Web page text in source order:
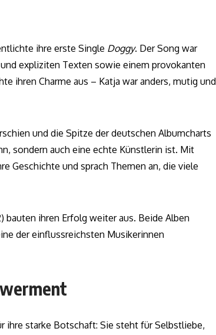
ihre erste Single Doggy. Der Song war
expliziten Texten sowie einem provokanten
ihren Charme aus – Katja war anders, mutig und
und die Spitze der deutschen Albumcharts
sondern auch eine echte Künstlerin ist. Mit
Geschichte und sprach Themen an, die viele
bauten ihren Erfolg weiter aus. Beide Alben
der einflussreichsten Musikerinnen
ihre starke Botschaft: Sie steht für Selbstliebe,